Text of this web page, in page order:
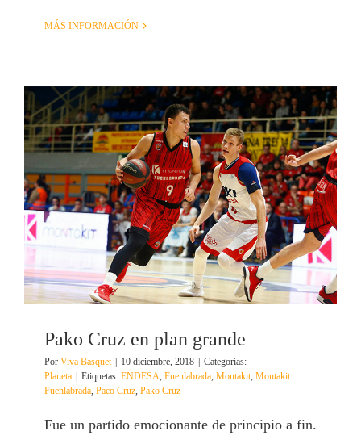
MÁS INFORMACIÓN
Pako Cruz en plan grande
Por Viva Basquet 10 diciembre, 2018
Categorías:
Planeta
Etiquetas: ENDESA, Fuenlabrada, Montakit, Montakit
Fuenlabrada, Paco Cruz, Pako Cruz
Fue un partido emocionante de principio a fin.